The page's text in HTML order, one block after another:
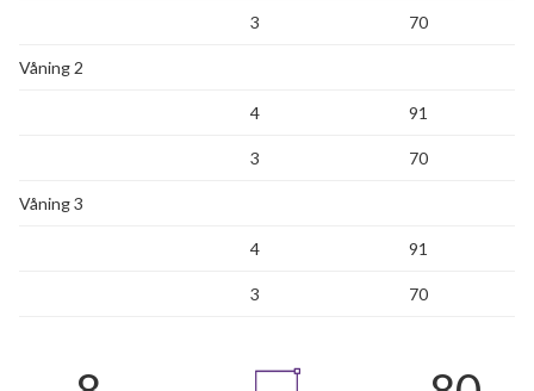
3 70
Våning 2
4 91
3 70
Våning 3
4 91
3 70